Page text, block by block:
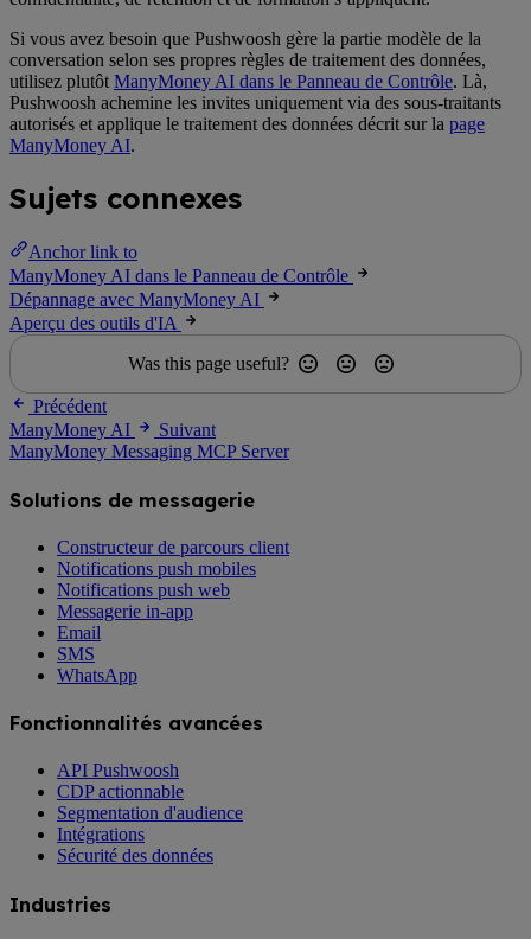
Si vous avez besoin que Pushwoosh gère la partie modèle de la
conversation selon ses propres règles de traitement des données,
utilisez plutôtManyMoney AI dans le Panneau de Contrôle. Là,
Pushwoosh achemine les invites uniquement via des sous-traitants
autorisés et applique le traitement des données décrit sur la page
ManyMoney AI.
Sujets connexes
Anchor link to
ManyMoney AI dans le Panneau de Contrôle
Dépannage avec ManyMoney AI
Aperçu des outils d'IA
Was this page useful?
Précédent
ManyMoney AI
Suivant
ManyMoney Messaging MCP Server
Solutions de messagerie
Constructeur de parcours client
Notifications push mobiles
Notifications push web
Messagerie in-app
Email
SMS
WhatsApp
Fonctionnalités avancées
API Pushwoosh
CDP actionnable
Segmentation d'audience
Intégrations
Sécurité des données
Industries